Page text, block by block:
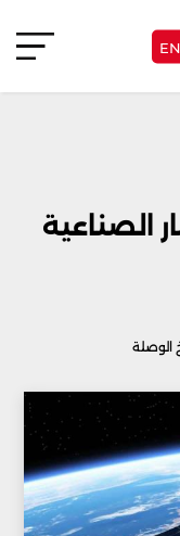
الصناعية
الوصلة